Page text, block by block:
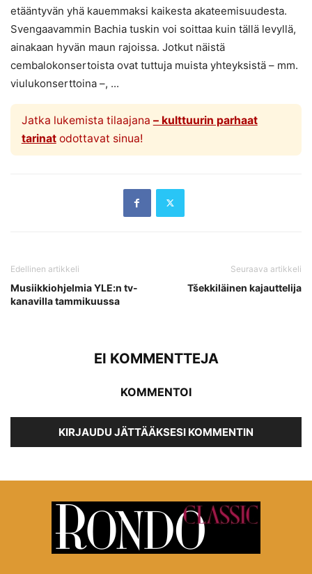
etääntyvän yhä kauemmaksi kaikesta akateemisuudesta.
Svengaavammin Bachia tuskin voi soittaa kuin tällä levyllä,
ainakaan hyvän maun rajoissa. Jotkut näistä
cembalokonsertoista ovat tuttuja muista yhteyksistä – mm.
viulukonserttoina –, ...
Jatka lukemista tilaajana – kulttuurin parhaat
tarinatodottavat sinua!
Edellinen artikkeli
Musiikkiohjelmia YLE:n tv-
kanavilla tammikuussa
Seuraava artikkeli
Tšekkiläinen kajauttelija
EI KOMMENTTEJA
KOMMENTOI
KIRJAUDU JÄTTÄÄKSESI KOMMENTIN